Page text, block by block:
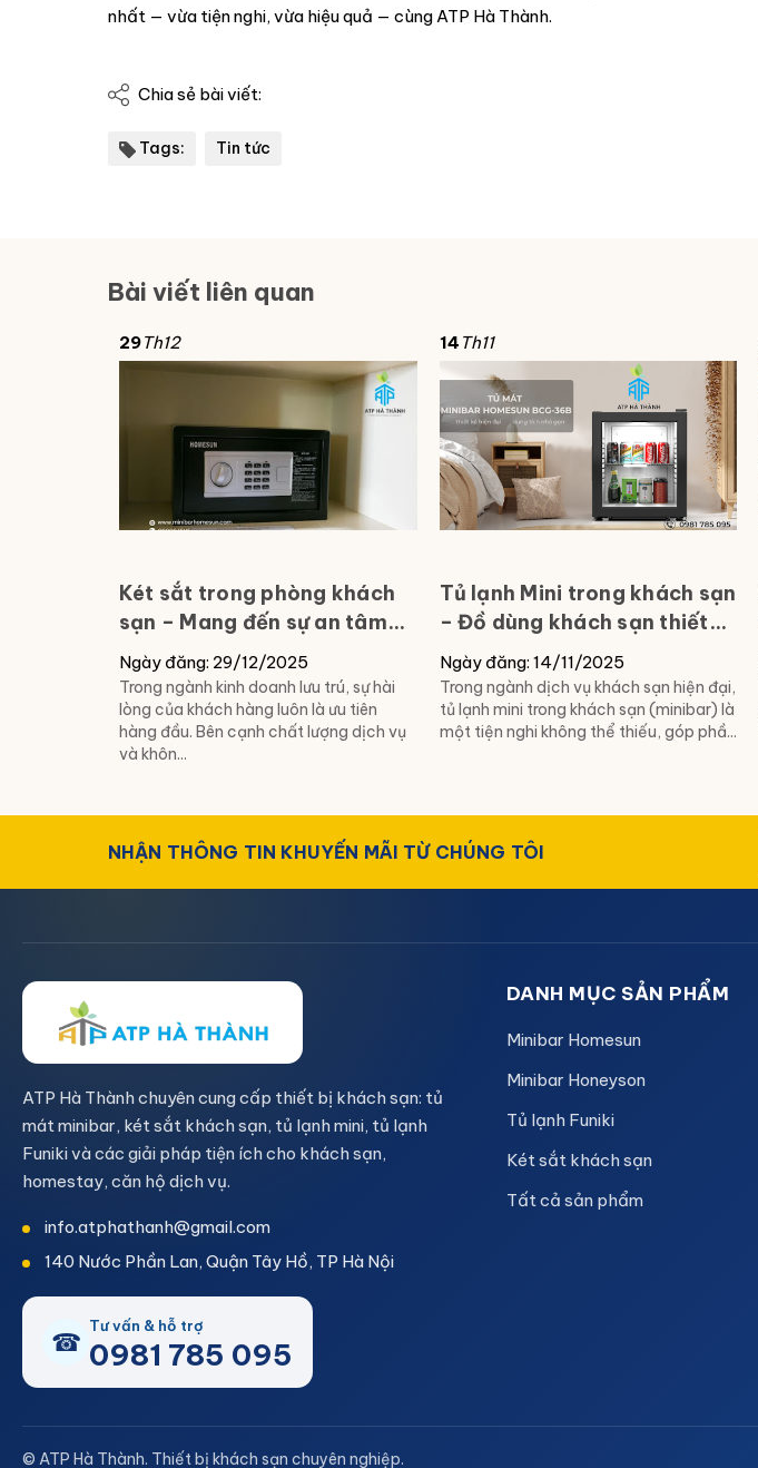
nhất — vừa tiện nghi, vừa hiệu quả — cùng ATP Hà Thành.
Chia sẻ bài viết:
Tags: Tin tức
Bài viết liên quan
29Th12
Két sắt trong phòng khách
sạn – Mang đến sự an tâm
cho khách lưu trú
Ngày đăng: 29/12/2025
Trong ngành kinh doanh lưu trú, sự hài
lòng của khách hàng luôn là ưu tiên
hàng đầu. Bên cạnh chất lượng dịch vụ
và khôn...
14 Th11
Tủ lạnh Mini trong khách sạn
– Đồ dùng khách sạn thiết
yếu dược cung cấp bởi ATP
Hà Thành
Ngày đăng: 14/11/2025
Trong ngành dịch vụ khách sạn hiện đại,
tủ lạnh mini trong khách sạn (minibar) là
một tiện nghi không thể thiếu, góp phầ...
NHẬN THÔNG TIN KHUYẾN MÃI TỪ CHÚNG TÔI
ATP Hà Thành chuyên cung cấp thiết bị khách sạn: tủ
mát minibar, két sắt khách sạn, tủ lạnh mini, tủ lạnh
Funiki và các giải pháp tiện ích cho khách sạn,
homestay, căn hộ dịch vụ.
info.atphathanh@gmail.com
140 Nước Phần Lan, Quận Tây Hồ, TP Hà Nội
☎
Tư vấn & hỗ trợ
0981 785 095
DANH MỤC SẢN PHẨM
Minibar Homesun
Minibar Honeyson
Tủ lạnh Funiki
Két sắt khách sạn
Tất cả sản phẩm
© ATP Hà Thành. Thiết bị khách sạn chuyên nghiệp.